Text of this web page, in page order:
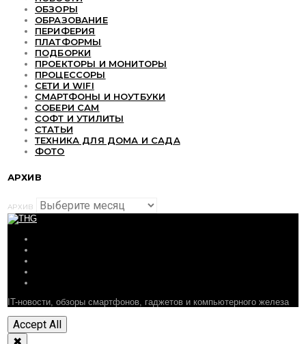
ОБЗОРЫ
ОБРАЗОВАНИЕ
ПЕРИФЕРИЯ
ПЛАТФОРМЫ
ПОДБОРКИ
ПРОЕКТОРЫ И МОНИТОРЫ
ПРОЦЕССОРЫ
СЕТИ И WIFI
СМАРТФОНЫ И НОУТБУКИ
СОБЕРИ САМ
СОФТ И УТИЛИТЫ
СТАТЬИ
ТЕХНИКА ДЛЯ ДОМА И САДА
ФОТО
АРХИВ
АРХИВ
IT-новости, обзоры смартфонов, гаджетов и компьютерного железа
Accept All
✖